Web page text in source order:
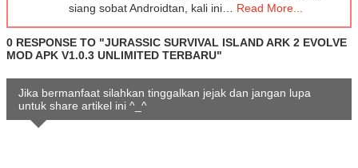
siang sobat Androidtan, kali ini…
Read More...
0 RESPONSE TO "JURASSIC SURVIVAL ISLAND ARK 2 EVOLVE
MOD APK V1.0.3 UNLIMITED TERBARU"
Jika bermanfaat silahkan tinggalkan jejak dan jangan lupa
untuk share artikel ini ^_^